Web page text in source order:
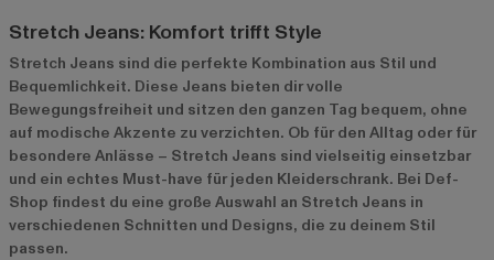
Stretch Jeans: Komfort trifft Style
Stretch Jeans sind die perfekte Kombination aus Stil und
Bequemlichkeit. Diese Jeans bieten dir volle
Bewegungsfreiheit und sitzen den ganzen Tag bequem, ohne
auf modische Akzente zu verzichten. Ob für den Alltag oder für
besondere Anlässe – Stretch Jeans sind vielseitig einsetzbar
und ein echtes Must-have für jeden Kleiderschrank. Bei Def-
Shop findest du eine große Auswahl an Stretch Jeans in
verschiedenen Schnitten und Designs, die zu deinem Stil
passen.